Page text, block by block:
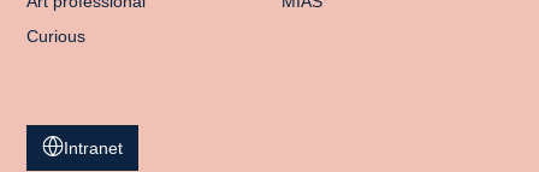
Curious
Intranet